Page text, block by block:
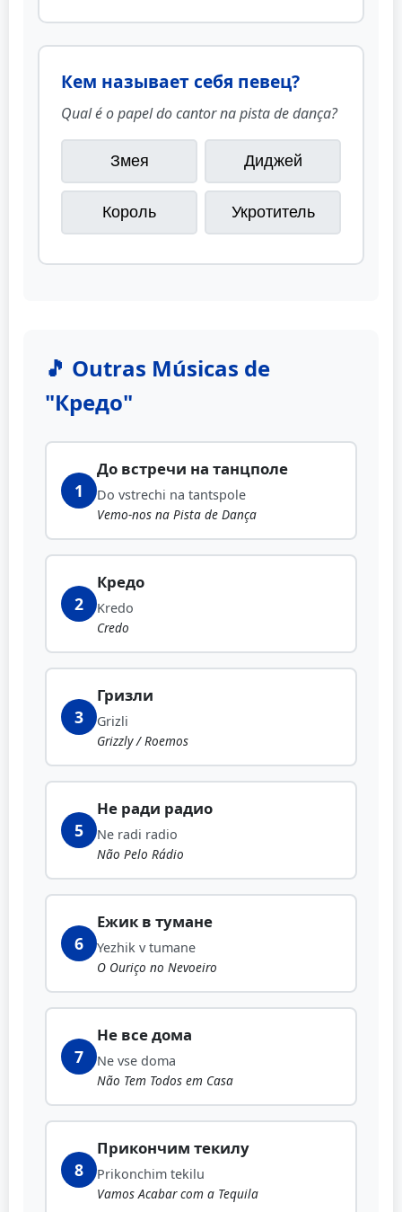
Кем называет себя певец?
Qual é o papel do cantor na pista de dança?
Змея Диджей
Король Укротитель
🎵 Outras Músicas de
"Кредо"
1
До встречи на танцполе
Do vstrechi na tantspole
Vemo-nos na Pista de Dança
2
Кредо
Kredo
Credo
3
Гризли
Grizli
Grizzly / Roemos
5
Не ради радио
Ne radi radio
Não Pelo Rádio
6
Ежик в тумане
Yezhik v tumane
O Ouriço no Nevoeiro
7
Не все дома
Ne vse doma
Não Tem Todos em Casa
8
Прикончим текилу
Prikonchim tekilu
Vamos Acabar com a Tequila